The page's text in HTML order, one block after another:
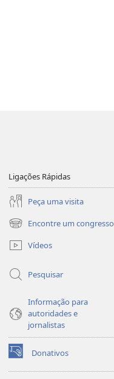
Ligações Rápidas
Peça uma visita
Encontre um congresso
(abre
uma
nova
Vídeos
Pesquisar
Informação para
autoridades e
jornalistas
Donativos
(abre
uma